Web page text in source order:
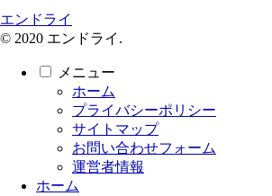
エンドライ
© 2020 エンドライ.
メニュー
ホーム
プライバシーポリシー
サイトマップ
お問い合わせフォーム
運営者情報
ホーム